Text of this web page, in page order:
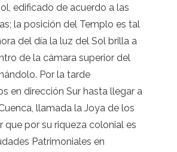
edificado de acuerdo a las
la posición del Templo es tal
del día la luz del Sol brilla a
de la cámara superior del
Por la tarde
en dirección Sur hasta llegar a
llamada la Joya de los
que por su riqueza colonial es
Patrimoniales en